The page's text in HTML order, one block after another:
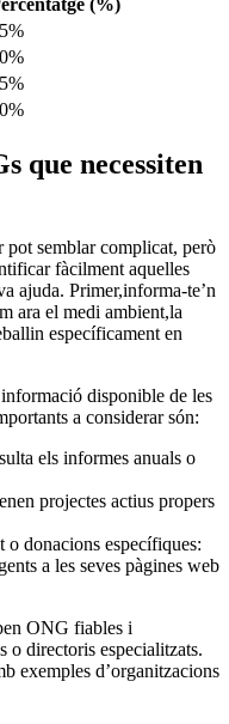
(%)
que necessiten
pot semblar complicat, però
fàcilment aquelles
ajuda. Primer,informa-te’n
⁢ara el medi ambient,la
específicament ⁣en
disponible de les
a‍ considerar són:
els informes anuals o
projectes actius ‌propers
o donacions específiques:
a les ‌seves pàgines web
‍ONG ⁣fiables i
o⁣ directoris‍ especialitzats.
exemples d’organitzacions